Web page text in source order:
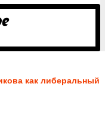
как либеральный